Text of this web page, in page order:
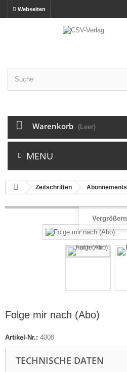
Webseiten
Warenkorb (Leer)
MENU
Zeitschriften Abonnements
Vergrößern
Folge mir nach (Abo)
Artikel-Nr.: 4008
TECHNISCHE DATEN